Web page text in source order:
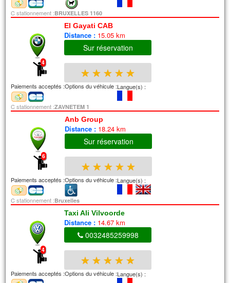
C stationnement :BRUXELLES 1160
4
El Gayati CAB
Distance : 15.05 km
Sur réservation
★ ★ ★ ★ ★
Paiements acceptés :Options du véhicule :Langue(s) :
C stationnement :ZAVNETEM 1
6
Anb Group
Distance : 18.24 km
Sur réservation
★ ★ ★ ★ ★
Paiements acceptés :Options du véhicule :Langue(s) :
C stationnement :Bruxelles
4
Taxi Ali Vilvoorde
Distance : 14.67 km
0032485259998
★ ★ ★ ★ ★
Paiements acceptés :Options du véhicule :Langue(s) :